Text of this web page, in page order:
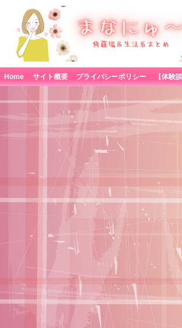
Home サイト概要 プライバシーポリシー